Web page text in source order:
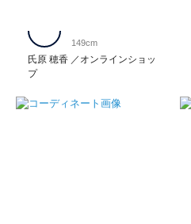
氏原 穂香
オンラインショッ
プ
149cm